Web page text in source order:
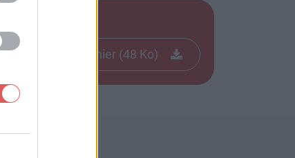
Télécharger le fichier (48 Ko)